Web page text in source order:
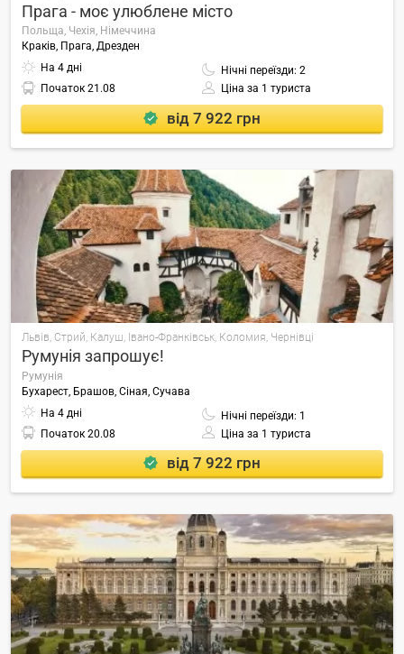
Прага - моє улюблене місто
Польща, Чехія, Німеччина
Краків, Прага, Дрезден
На 4 дні
Нічні переїзди: 2
Початок 21.08 Ціна за 1 туриста
від 7 922 грн
Львів, Стрий, Калуш, Івано-Франківськ, Коломия, Чернівці
Румунія запрошує!
Румунія
Бухарест, Брашов, Сіная, Сучава
На 4 дні
Нічні переїзди: 1
Початок 20.08 Ціна за 1 туриста
від 7 922 грн